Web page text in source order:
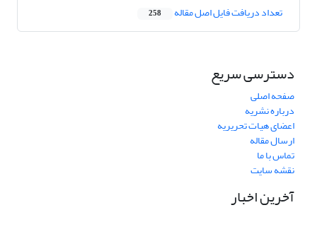
تعداد دریافت فایل اصل مقاله 258
دسترسی سریع
صفحه اصلی
درباره نشریه
اعضای هیات تحریریه
ارسال مقاله
تماس با ما
نقشه سایت
آخرین اخبار